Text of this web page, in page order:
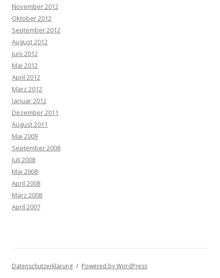
November 2012
Oktober 2012
September 2012
August 2012
Juni 2012
Mai 2012
April 2012
März 2012
Januar 2012
Dezember 2011
August 2011
Mai 2009
September 2008
Juli 2008
Mai 2008
April 2008
März 2008
April 2007
Datenschutzerklärung Powered by WordPress